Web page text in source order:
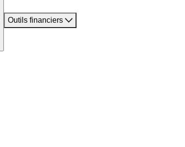
Outils financiers